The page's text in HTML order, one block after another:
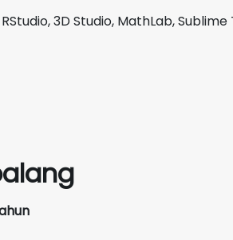
3D Studio, MathLab,